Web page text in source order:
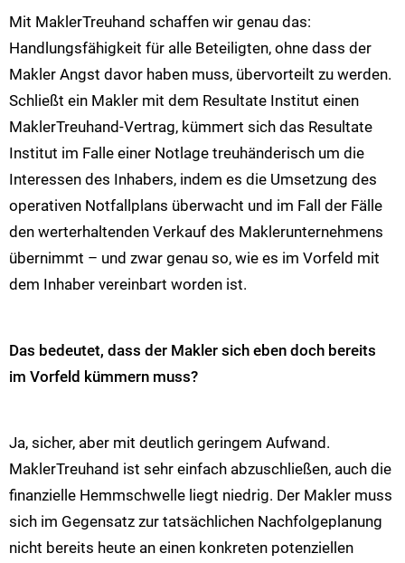
Mit MaklerTreuhand schaffen wir genau das:
Handlungsfähigkeit für alle Beteiligten, ohne dass der
Makler Angst davor haben muss, übervorteilt zu werden.
Schließt ein Makler mit dem Resultate Institut einen
MaklerTreuhand-Vertrag, kümmert sich das Resultate
Institut im Falle einer Notlage treuhänderisch um die
Interessen des Inhabers, indem es die Umsetzung des
operativen Notfallplans überwacht und im Fall der Fälle
den werterhaltenden Verkauf des Maklerunternehmens
übernimmt – und zwar genau so, wie es im Vorfeld mit
dem Inhaber vereinbart worden ist.
Das bedeutet, dass der Makler sich eben doch bereits
im Vorfeld kümmern muss?
Ja, sicher, aber mit deutlich geringem Aufwand.
MaklerTreuhand ist sehr einfach abzuschließen, auch die
finanzielle Hemmschwelle liegt niedrig. Der Makler muss
sich im Gegensatz zur tatsächlichen Nachfolgeplanung
nicht bereits heute an einen konkreten potenziellen